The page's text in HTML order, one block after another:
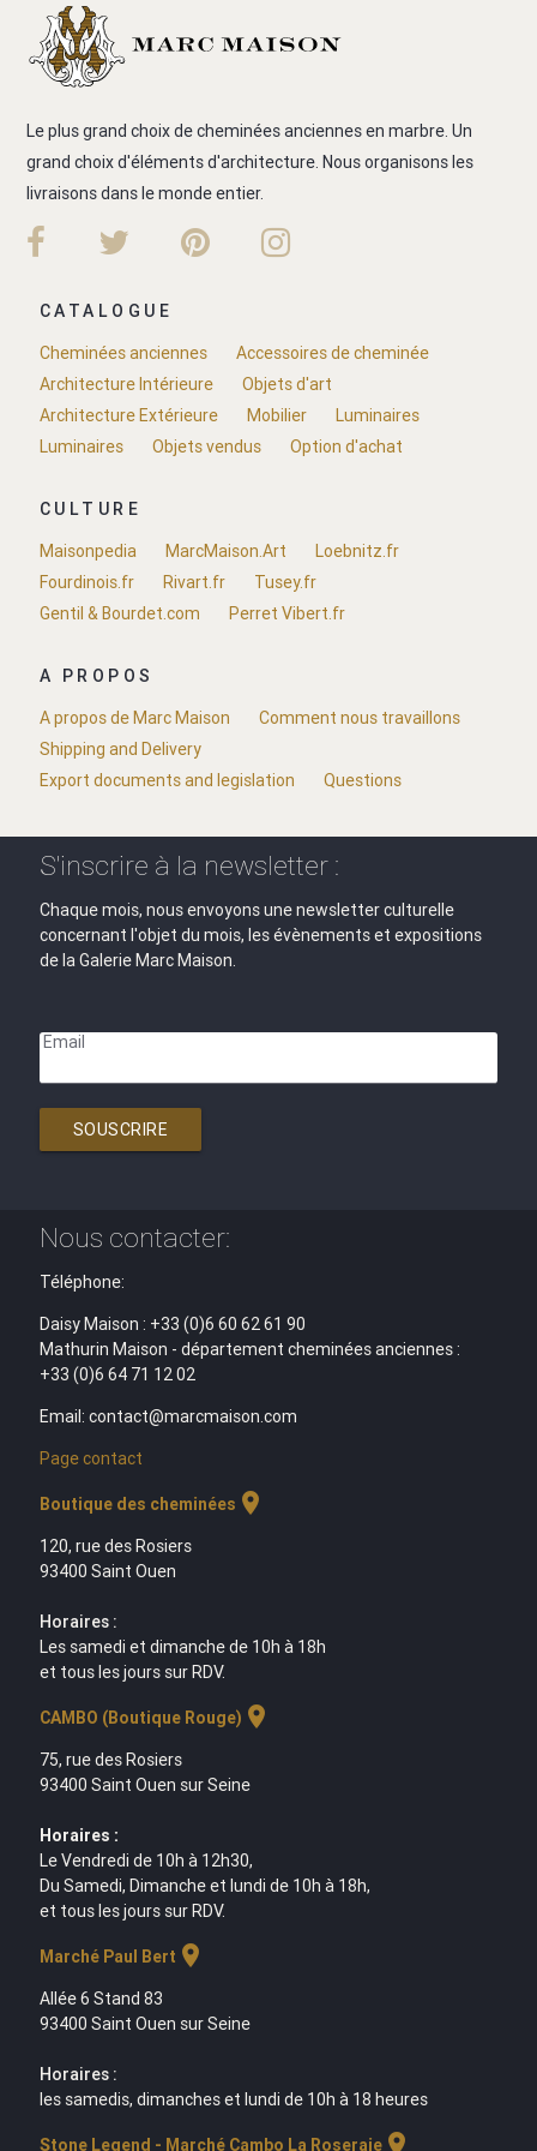
Le plus grand choix de cheminées anciennes en marbre. Un
grand choix d'éléments d'architecture. Nous organisons les
livraisons dans le monde entier.
CATALOGUE
Cheminées anciennes
Accessoires de cheminée
Architecture Intérieure
Objets d'art
Architecture Extérieure
Mobilier
Luminaires
Luminaires
Objets vendus Option d'achat
CULTURE
Maisonpedia
MarcMaison.Art
Loebnitz.fr
Fourdinois.fr
Rivart.fr
Tusey.fr
Gentil & Bourdet.com
Perret Vibert.fr
A PROPOS
A propos de Marc Maison
Comment nous travaillons
Shipping and Delivery
Export documents and legislation
Questions
S'inscrire à la newsletter :
Chaque mois, nous envoyons une newsletter culturelle
concernant l'objet du mois, les évènements et expositions
de la Galerie Marc Maison.
Email
SOUSCRIRE
Nous contacter:
Téléphone:
Daisy Maison : +33 (0)6 60 62 61 90
Mathurin Maison - département cheminées anciennes :
+33 (0)6 64 71 12 02
Email: contact@marcmaison.com
Page contact
Boutique des cheminées location_on
120, rue des Rosiers
93400 Saint Ouen
Horaires :
Les samedi et dimanche de 10h à 18h
et tous les jours sur RDV.
CAMBO (Boutique Rouge) location_on
75, rue des Rosiers
93400 Saint Ouen sur Seine
Horaires :
Le Vendredi de 10h à 12h30,
Du Samedi, Dimanche et lundi de 10h à 18h,
et tous les jours sur RDV.
Marché Paul Bert location_on
Allée 6 Stand 83
93400 Saint Ouen sur Seine
Horaires :
les samedis, dimanches et lundi de 10h à 18 heures
Stone Legend - Marché Cambo La Roseraielocation_on